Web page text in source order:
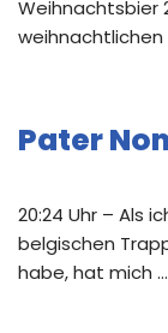
Weihnachtsbier
weihnachtlichen
Pater
20:24 Uhr – Als
belgischen
habe, hat mich …